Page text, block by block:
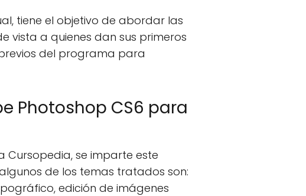
tiene el objetivo de abordar las
vista a quienes dan sus primeros
del programa para
Photoshop CS6 para
se imparte este
de los temas tratados son:
edición de imágenes